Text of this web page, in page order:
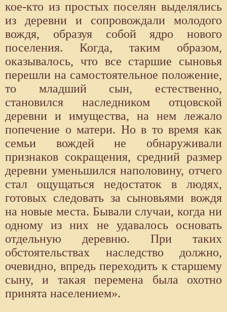
кое-кто из простых поселян выделялись
из деревни и сопровождали молодого
вождя, образуя собой ядро нового
поселения. Когда, таким образом,
оказывалось, что все старшие сыновья
перешли на самостоятельное положение,
то младший сын, естественно,
становился наследником отцовской
деревни и имущества, на нем лежало
попечение о матери. Но в то время как
семьи вождей не обнаруживали
признаков сокращения, средний размер
деревни уменьшился наполовину, отчего
стал ощущаться недостаток в людях,
готовых следовать за сыновьями вождя
на новые места. Бывали случаи, когда ни
одному из них не удавалось основать
отдельную деревню. При таких
обстоятельствах наследство должно,
очевидно, впредь переходить к старшему
сыну, и такая перемена была охотно
принята населением».